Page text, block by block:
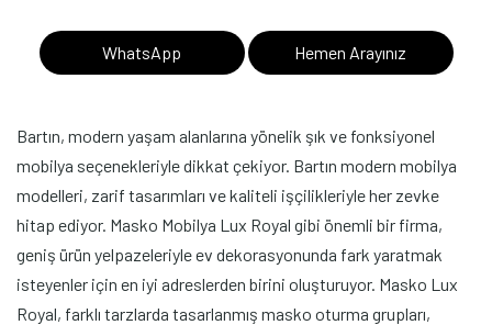
WhatsApp Hemen Arayınız
Bartın, modern yaşam alanlarına yönelik şık ve fonksiyonel
mobilya seçenekleriyle dikkat çekiyor. Bartın modern mobilya
modelleri, zarif tasarımları ve kaliteli işçilikleriyle her zevke
hitap ediyor. Masko Mobilya Lux Royal gibi önemli bir firma,
geniş ürün yelpazeleriyle ev dekorasyonunda fark yaratmak
isteyenler için en iyi adreslerden birini oluşturuyor. Masko Lux
Royal, farklı tarzlarda tasarlanmış masko oturma grupları,